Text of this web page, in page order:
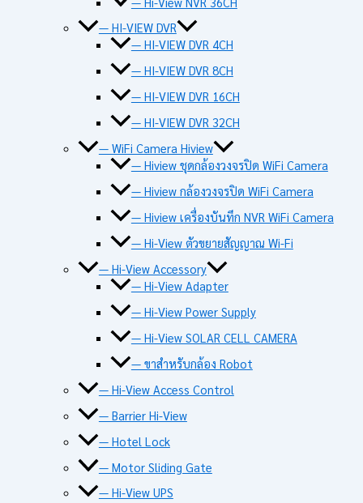
— HI-VIEW DVR
— HI-VIEW DVR 4CH
— HI-VIEW DVR 8CH
— HI-VIEW DVR 16CH
— HI-VIEW DVR 32CH
— WiFi Camera Hiview
— Hiview ชุดกล้องวงจรปิด WiFi Camera
— Hiview กล้องวงจรปิด WiFi Camera
— Hiview เครื่องบันทึก NVR WiFi Camera
— Hi-View ตัวขยายสัญญาณ Wi-Fi
— Hi-View Accessory
— Hi-View Adapter
— Hi-View Power Supply
— Hi-View SOLAR CELL CAMERA
— ขาสำหรับกล้อง Robot
— Hi-View Access Control
— Barrier Hi-View
— Hotel Lock
— Motor Sliding Gate
— Hi-View UPS